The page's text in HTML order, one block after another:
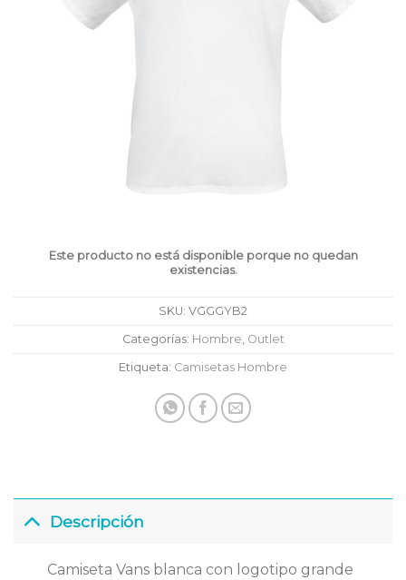
Este producto no está disponible porque no quedan
existencias.
SKU: VGGGYB2
Categorías: Hombre, Outlet
Etiqueta: Camisetas Hombre
Descripción
Camiseta Vans blanca con logotipo grande